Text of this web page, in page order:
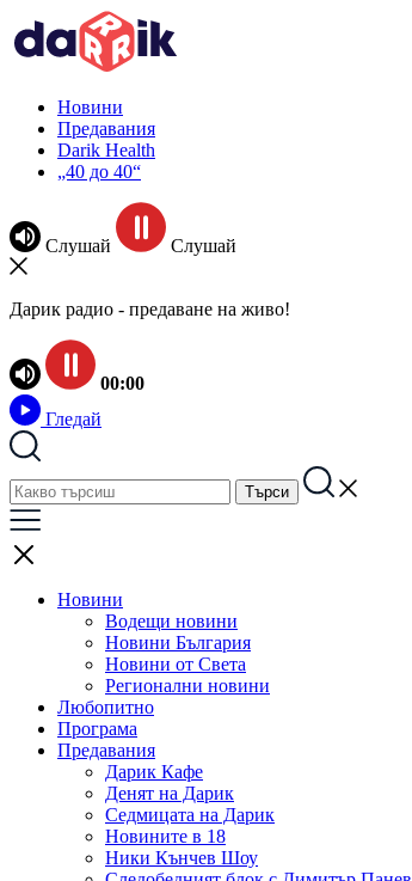
Новини
Предавания
Darik Health
„40 до 40“
Слушай Слушай
Дарик радио - предаване на живо!
00:00
Гледай
Новини
Водещи новини
Новини България
Новини от Света
Регионални новини
Любопитно
Програма
Предавания
Дарик Кафе
Денят на Дарик
Седмицата на Дарик
Новините в 18
Ники Кънчев Шоу